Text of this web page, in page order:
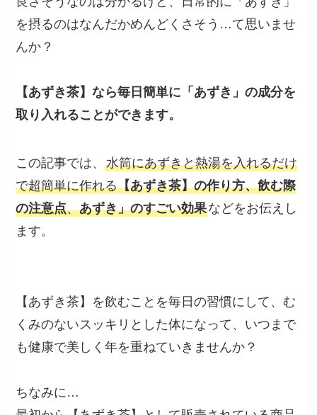
を摂るのはなんだかめんどくさそう…て思いませ
んか？
【あずき茶】なら毎日簡単に 「あずき」の成分を
取り入れることができます。
この記事では、水筒にあずきと熱湯を入れるだけ
で超簡単に作れる【あずき茶】の作り方、飲む際
の注意点、あずき」のすごい効果などをお伝えし
ます。
【あずき茶】を飲むことを毎日の習慣にして、む
くみのないスッキリとした体になって、いつまで
も健康で美しく年を重ねていきませんか？
ちなみに…